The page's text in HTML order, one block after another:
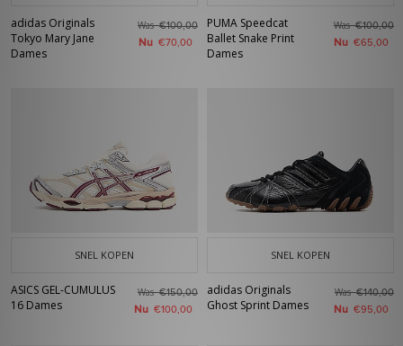
adidas Originals
Tokyo Mary Jane
Dames
Was€100,00
Nu €70,00
PUMA Speedcat
Ballet Snake Print
Dames
Was€100,00
Nu €65,00
SNEL KOPEN
ASICS GEL-CUMULUS
16 Dames
Was€150,00
Nu €100,00
SNEL KOPEN
adidas Originals
Ghost Sprint Dames
Was€140,00
Nu €95,00